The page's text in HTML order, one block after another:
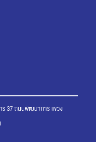
37 ถนนพัฒนาการ แขวง